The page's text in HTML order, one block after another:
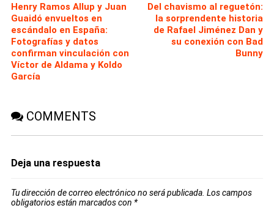
Henry Ramos Allup y Juan
Guaidó envueltos en
escándalo en España:
Fotografías y datos
confirman vinculación con
Víctor de Aldama y Koldo
García
Del chavismo al reguetón:
la sorprendente historia
de Rafael Jiménez Dan y
su conexión con Bad
Bunny
COMMENTS
Deja una respuesta
Tu dirección de correo electrónico no será publicada. Los campos
obligatorios están marcados con *